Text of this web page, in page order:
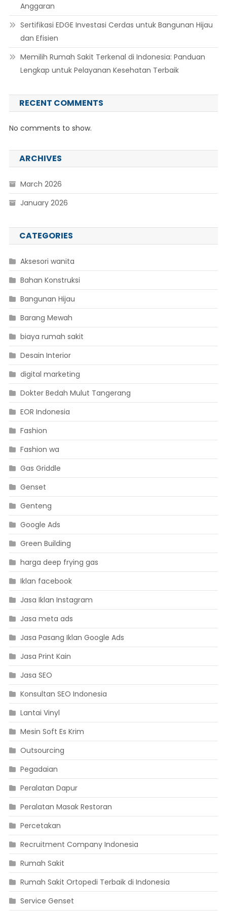
Anggaran
Sertifikasi EDGE Investasi Cerdas untuk Bangunan Hijau
dan Efisien
Memilih Rumah Sakit Terkenal di Indonesia: Panduan
Lengkap untuk Pelayanan Kesehatan Terbaik
RECENT COMMENTS
No comments to show.
ARCHIVES
March 2026
January 2026
CATEGORIES
Aksesori wanita
Bahan Konstruksi
Bangunan Hijau
Barang Mewah
biaya rumah sakit
Desain Interior
digital marketing
Dokter Bedah Mulut Tangerang
EOR Indonesia
Fashion
Fashion wa
Gas Griddle
Genset
Genteng
Google Ads
Green Building
harga deep frying gas
Iklan facebook
Jasa Iklan Instagram
Jasa meta ads
Jasa Pasang Iklan Google Ads
Jasa Print Kain
Jasa SEO
Konsultan SEO Indonesia
Lantai Vinyl
Mesin Soft Es Krim
Outsourcing
Pegadaian
Peralatan Dapur
Peralatan Masak Restoran
Percetakan
Recruitment Company Indonesia
Rumah Sakit
Rumah Sakit Ortopedi Terbaik di Indonesia
Service Genset